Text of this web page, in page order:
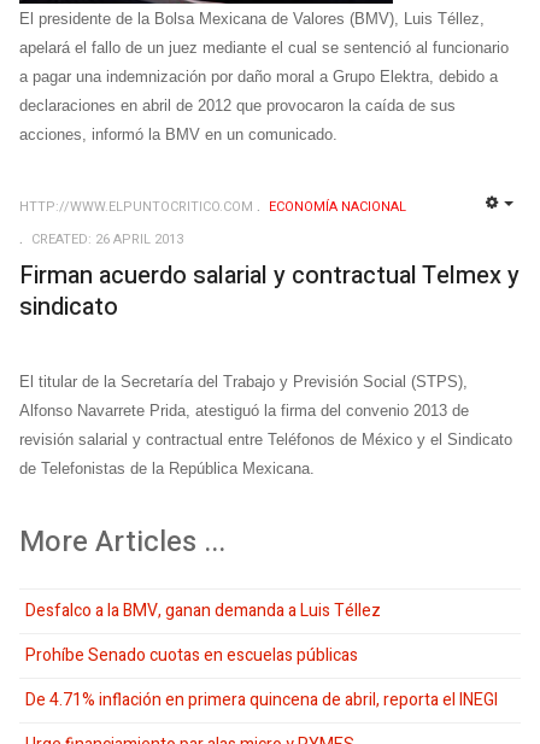
El presidente de la Bolsa Mexicana de Valores (BMV), Luis Téllez,
apelará el fallo de un juez mediante el cual se sentenció al funcionario
a pagar una indemnización por daño moral a Grupo Elektra, debido a
declaraciones en abril de 2012 que provocaron la caída de sus
acciones, informó la BMV en un comunicado.
HTTP://WWW.ELPUNTOCRITICO.COM
ECONOMÍ­A NACIONAL
CREATED: 26 APRIL 2013
Firman acuerdo salarial y contractual Telmex y
sindicato
El titular de la Secretaría del Trabajo y Previsión Social (STPS),
Alfonso Navarrete Prida, atestiguó la firma del convenio 2013 de
revisión salarial y contractual entre Teléfonos de México y el Sindicato
de Telefonistas de la República Mexicana.
More Articles ...
Desfalco a la BMV, ganan demanda a Luis Téllez
Prohíbe Senado cuotas en escuelas públicas
De 4.71% inflación en primera quincena de abril, reporta el INEGI